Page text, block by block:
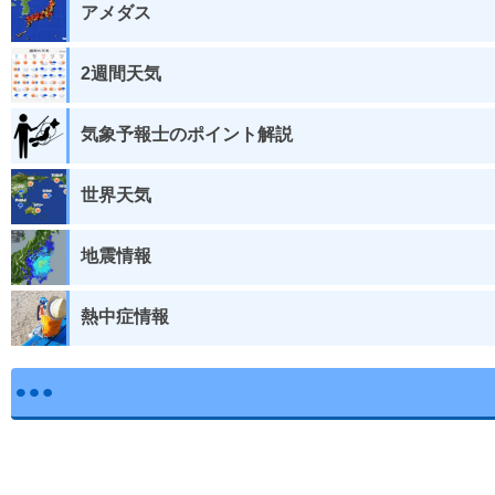
アメダス
2週間天気
気象予報士のポイント解説
世界天気
地震情報
熱中症情報